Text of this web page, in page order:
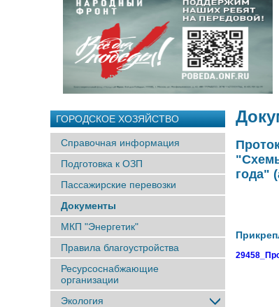
ГОРОДСКОЕ ХОЗЯЙСТВО
Справочная информация
Подготовка к ОЗП
Пассажирские перевозки
Документы
МКП "Энергетик"
Правила благоустройства
Ресурсоснабжающие
организации
Экология
года"